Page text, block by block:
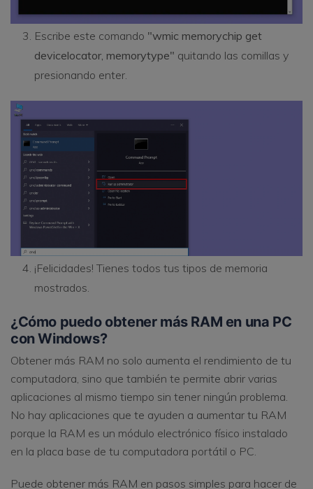
Escribe este comando "wmic memorychip get
devicelocator, memorytype" quitando las comillas y
presionando enter.
¡Felicidades! Tienes todos tus tipos de memoria
mostrados.
¿Cómo puedo obtener más RAM en una PC
con Windows?
Obtener más RAM no solo aumenta el rendimiento de tu
computadora, sino que también te permite abrir varias
aplicaciones al mismo tiempo sin tener ningún problema.
No hay aplicaciones que te ayuden a aumentar tu RAM
porque la RAM es un módulo electrónico físico instalado
en la placa base de tu computadora portátil o PC.
Puede obtener más RAM en pasos simples para hacer de